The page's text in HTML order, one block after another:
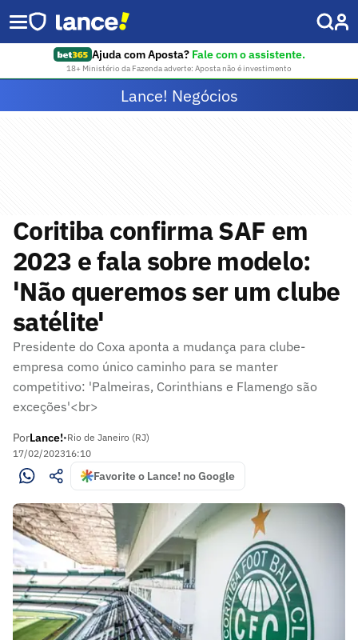
Ajuda com Aposta? Fale com o assistente.
18+ Ministério da Fazenda adverte: Aposta não é investimento
Lance! Negócios
Coritiba confirma SAF em
2023 e fala sobre modelo:
'Não queremos ser um clube
satélite'
Presidente do Coxa aponta a mudança para clube-
empresa como único caminho para se manter
competitivo: 'Palmeiras, Corinthians e Flamengo são
exceções'<br>
PorLance!•Rio de Janeiro (RJ)
17/02/202316:10
Favorite o Lance! no Google